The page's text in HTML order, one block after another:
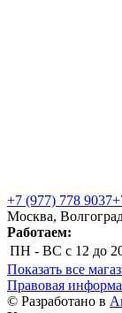
+7 (977) 778 9037
Москва,
Работаем:
ПН - ВС с 12 до
Показать все
Правовая
© Разработано в